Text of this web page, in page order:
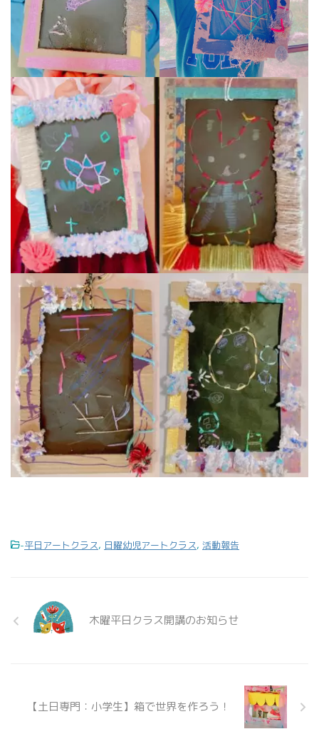
-平日アートクラス, 日曜幼児アートクラス, 活動報告
木曜平日クラス開講のお知らせ
【土日専門：小学生】箱で世界を作ろう！